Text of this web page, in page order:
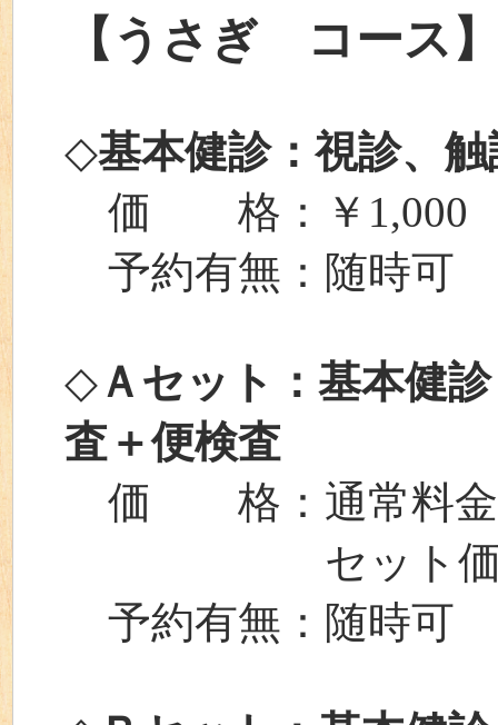
【うさぎ コース
◇基本健診：視診、
価 格：￥1,000
予約有無：随時可
◇ Ａセット：基本健
査＋便検査
価 格：通常料金
セット価格⇒
予約有無：随時可